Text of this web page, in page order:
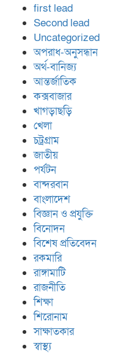
first lead
Second lead
Uncategorized
অপরাধ-অনুসন্ধান
অর্থ-বানিজ্য
আন্তর্জাতিক
কক্সবাজার
খাগড়াছড়ি
খেলা
চট্রগ্রাম
জাতীয়
পর্যটন
বান্দরবান
বাংলাদেশ
বিজ্ঞান ও প্রযুক্তি
বিনোদন
বিশেষ প্রতিবেদন
রকমারি
রাঙ্গামাটি
রাজনীতি
শিক্ষা
শিরোনাম
সাক্ষাতকার
স্বাস্থ্য